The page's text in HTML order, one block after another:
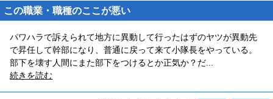
この職業・職種のここが悪い
パワハラで訴えられて地方に異動して行ったはずのヤツが異動先
で昇任して幹部になり、普通に戻って来て小隊長をやっている。
部下を壊す人間にまた部下をつけるとか正気か？だ
続きを読む